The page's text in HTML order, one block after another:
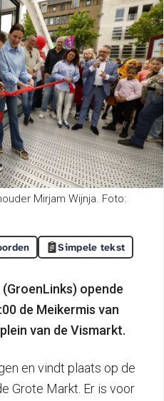
Mirjam Wijnja. Foto:
Simpele tekst
opende
de Meikermis van
van de Vismarkt.
en vindt plaats op de
Grote Markt. Er is voor